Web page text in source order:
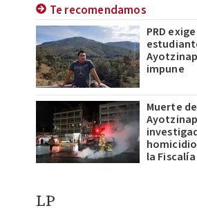
Te recomendamos
PRD
impune
Muerte
la
LP